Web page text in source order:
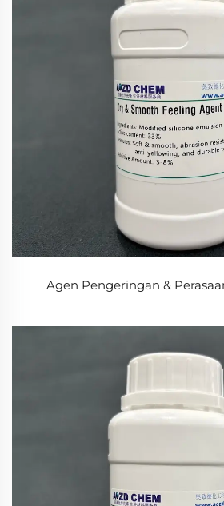
Agen Pengeringan &